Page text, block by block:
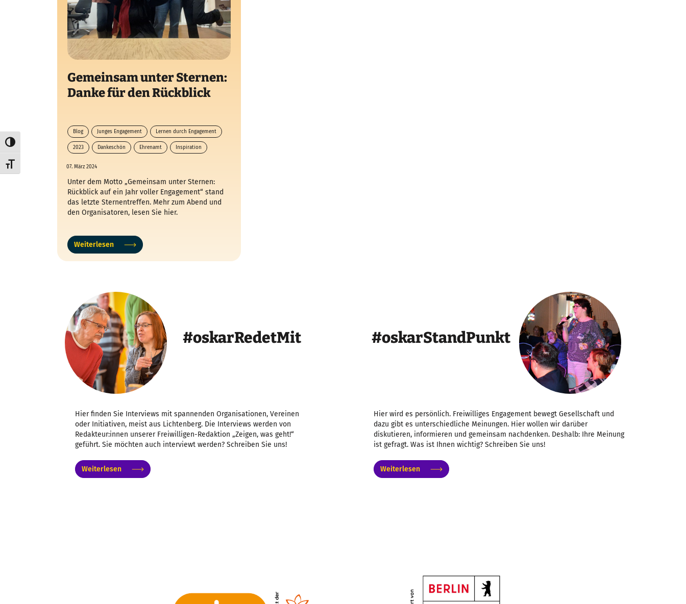
Umschalten auf hohe Kontraste
Schrift vergrößern
Gemeinsam unter Sternen:
Danke für den Rückblick
Blog Junges Engagement Lernen durch Engagement
2023 Dankeschön Ehrenamt Inspiration
07. März 2024
Unter dem Motto „Gemeinsam unter Sternen:
Rückblick auf ein Jahr voller Engagement“ stand
das letzte Sternentreffen. Mehr zum Abend und
den Organisatoren, lesen Sie hier.
Weiterlesen
#oskarRedetMit
Hier finden Sie Interviews mit spannenden Organisationen, Vereinen
oder Initiativen, meist aus Lichtenberg. Die Interviews werden von
Redakteur:innen unserer Freiwilligen-Redaktion „Zeigen, was geht!“
geführt. Sie möchten auch interviewt werden? Schreiben Sie uns!
Weiterlesen
#oskarStandPunkt
Hier wird es persönlich. Freiwilliges Engagement bewegt Gesellschaft und
dazu gibt es unterschiedliche Meinungen. Hier wollen wir darüber
diskutieren, informieren und gemeinsam nachdenken. Deshalb: Ihre Meinung
ist gefragt. Was ist Ihnen wichtig? Schreiben Sie uns!
Weiterlesen